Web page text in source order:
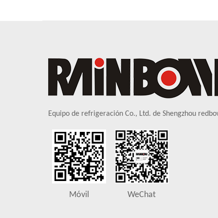
Equipo de refrigeración Co., Ltd. de Shengzhou
Móvil WeChat